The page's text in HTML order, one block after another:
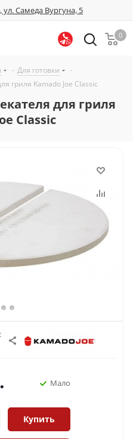
Самеда Вургуна, 5
0
- Для готовки
-
гриля Kamado Joe Classic
для гриля
Classic
Мало
Купить